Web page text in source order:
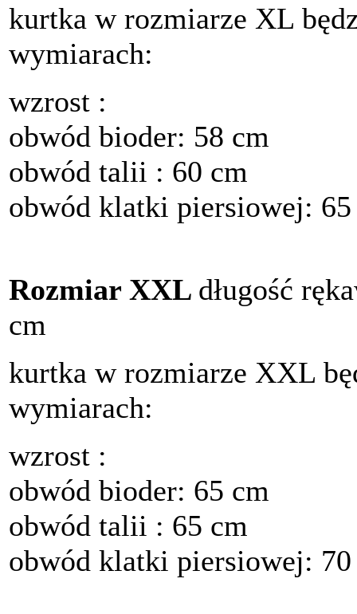
kurtka w rozmiarze XL
wymiarach:
wzrost :
obwód bioder: 58 cm
obwód talii : 60 cm
obwód klatki piersiowej:
Rozmiar XXL długość
cm
kurtka w rozmiarze XXL
wymiarach:
wzrost :
obwód bioder: 65 cm
obwód talii : 65 cm
obwód klatki piersiowej: